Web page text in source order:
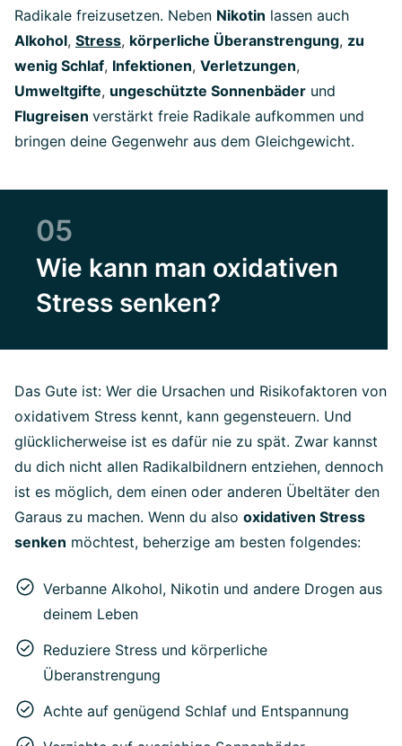
Radikale freizusetzen. Neben Nikotin lassen auch
Alkohol, Stress, körperliche Überanstrengung, zu
wenig Schlaf, Infektionen, Verletzungen,
Umweltgifte, ungeschützte Sonnenbäder und
Flugreisen verstärkt freie Radikale aufkommen und
bringen deine Gegenwehr aus dem Gleichgewicht.
05
Wie kann man oxidativen
Stress senken?
Das Gute ist: Wer die Ursachen und Risikofaktoren von
oxidativem Stress kennt, kann gegensteuern. Und
glücklicherweise ist es dafür nie zu spät. Zwar kannst
du dich nicht allen Radikalbildnern entziehen, dennoch
ist es möglich, dem einen oder anderen Übeltäter den
Garaus zu machen. Wenn du also oxidativen Stress
senken möchtest, beherzige am besten folgendes:
Verbanne Alkohol, Nikotin und andere Drogen aus
deinem Leben
Reduziere Stress und körperliche
Überanstrengung
Achte auf genügend Schlaf und Entspannung